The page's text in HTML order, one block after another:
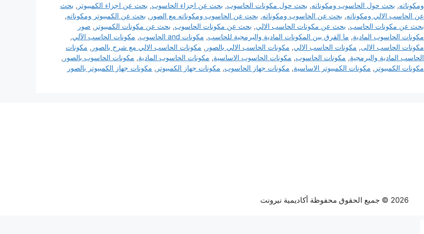
ومكوناته, بحث حول الحاسوب ومكوناته, بحث حول مكونات الحاسوب, بحث عن اجزاء الحاسوب, بحث عن اجزاء الكمبيوتر , بحث
عن الحاسب الالي ومكوناته, بحث عن الحاسوب ومكوناته, بحث عن الحاسوب ومكوناته مع الصور , بحث عن الكمبيوتر ومكوناته,
بحث عن مكونات الحاسب, بحث عن مكونات الحاسب الالي, بحث عن مكونات الحاسوب, بحث عن مكونات الكمبيوتر , صور
مكونات الحاسوب المادية, ما الفرق بين المكونات المادية والبرمجية للحاسب, مكونات and الحاسوب , مكونات الحاسب الآلي,
مكونات الحاسب الالى, مكونات الحاسب الالي, مكونات الحاسب الالي بالصور , مكونات الحاسب الالي مع شرح بالصور , مكونات
الحاسب المادية والبرمجية, مكونات الحاسوب, مكونات الحاسوب الاساسية, مكونات الحاسوب المادية, مكونات الحاسوب بالصور ,
مكونات الكمبيوتر , مكونات الكمبيوتر الاساسية, مكونات جهاز الحاسوب, مكونات جهاز الكمبيوتر , مكونات جهاز الكمبيوتر بالصور
2026 © جميع الحقوق محفوظة أكاديمية نيرونت